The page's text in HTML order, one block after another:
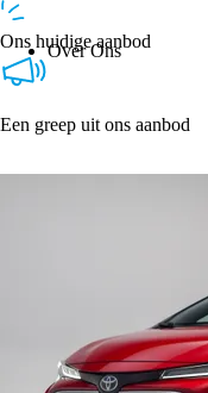
Over Ons
Ons huidige aanbod
Een greep uit ons aanbod